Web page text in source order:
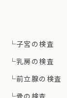
子宮の検査
乳房の検査
前立腺の検査
骨の検査